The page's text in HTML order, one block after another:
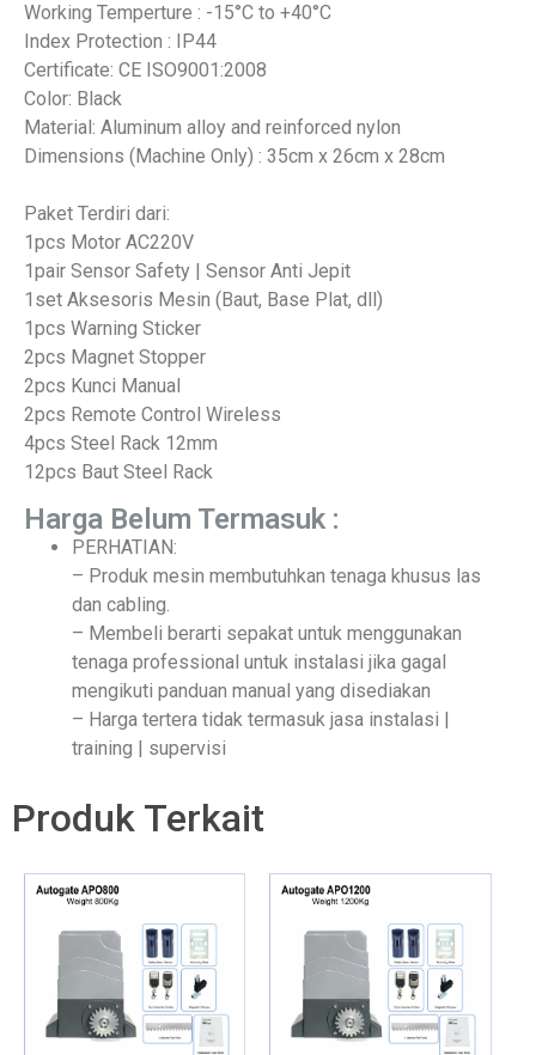
Working Temperture : -15°C to +40°C
Index Protection : IP44
Certificate: CE ISO9001:2008
Color: Black
Material: Aluminum alloy and reinforced nylon
Dimensions (Machine Only) : 35cm x 26cm x 28cm
Paket Terdiri dari:
1pcs Motor AC220V
1pair Sensor Safety | Sensor Anti Jepit
1set Aksesoris Mesin (Baut, Base Plat, dll)
1pcs Warning Sticker
2pcs Magnet Stopper
2pcs Kunci Manual
2pcs Remote Control Wireless
4pcs Steel Rack 12mm
12pcs Baut Steel Rack
Harga Belum Termasuk :
PERHATIAN:
– Produk mesin membutuhkan tenaga khusus las
dan cabling.
– Membeli berarti sepakat untuk menggunakan
tenaga professional untuk instalasi jika gagal
mengikuti panduan manual yang disediakan
– Harga tertera tidak termasuk jasa instalasi |
training | supervisi
Produk Terkait